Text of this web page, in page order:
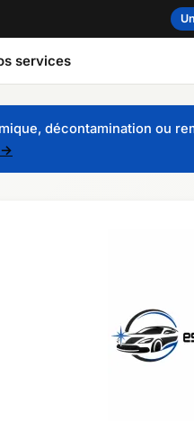
Nationale
services
décontamination ou
→